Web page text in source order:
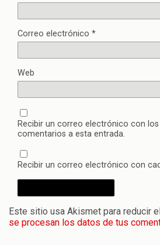
Correo electrónico *
Web
Recibir un correo electrónico con los
comentarios a esta entrada.
Recibir un correo electrónico con
Este sitio usa Akismet para reducir
se procesan los datos de tus